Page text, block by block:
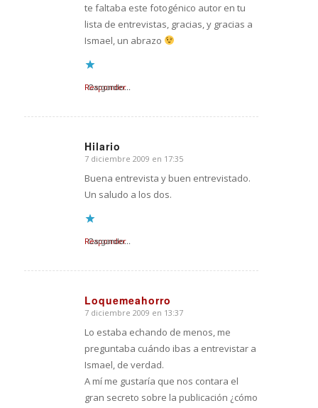
te faltaba este fotogénico autor en tu
lista de entrevistas, gracias, y gracias a
Ismael, un abrazo
Cargando...
Responder
Hilario
Dice:
7 diciembre 2009 en 17:35
Buena entrevista y buen entrevistado.
Un saludo a los dos.
Cargando...
Responder
Loquemeahorro
Dice:
7 diciembre 2009 en 13:37
Lo estaba echando de menos, me
preguntaba cuándo ibas a entrevistar a
Ismael, de verdad.
A mí me gustaría que nos contara el
gran secreto sobre la publicación ¿cómo